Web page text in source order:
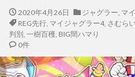
2020年4月26日 ジャグラー, マ
REG先行, マイジャグラー4, さむら
判別, 一樹百穫, BIG間ハマり
0件